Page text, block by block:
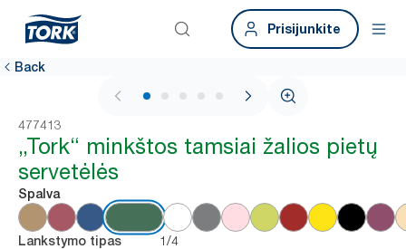
Prisijunkite
Back
1 / 6
477413
„Tork“ minkštos tamsiai žalios pietų
servetėlės
Spalva
Lankstymo tipas 1/4